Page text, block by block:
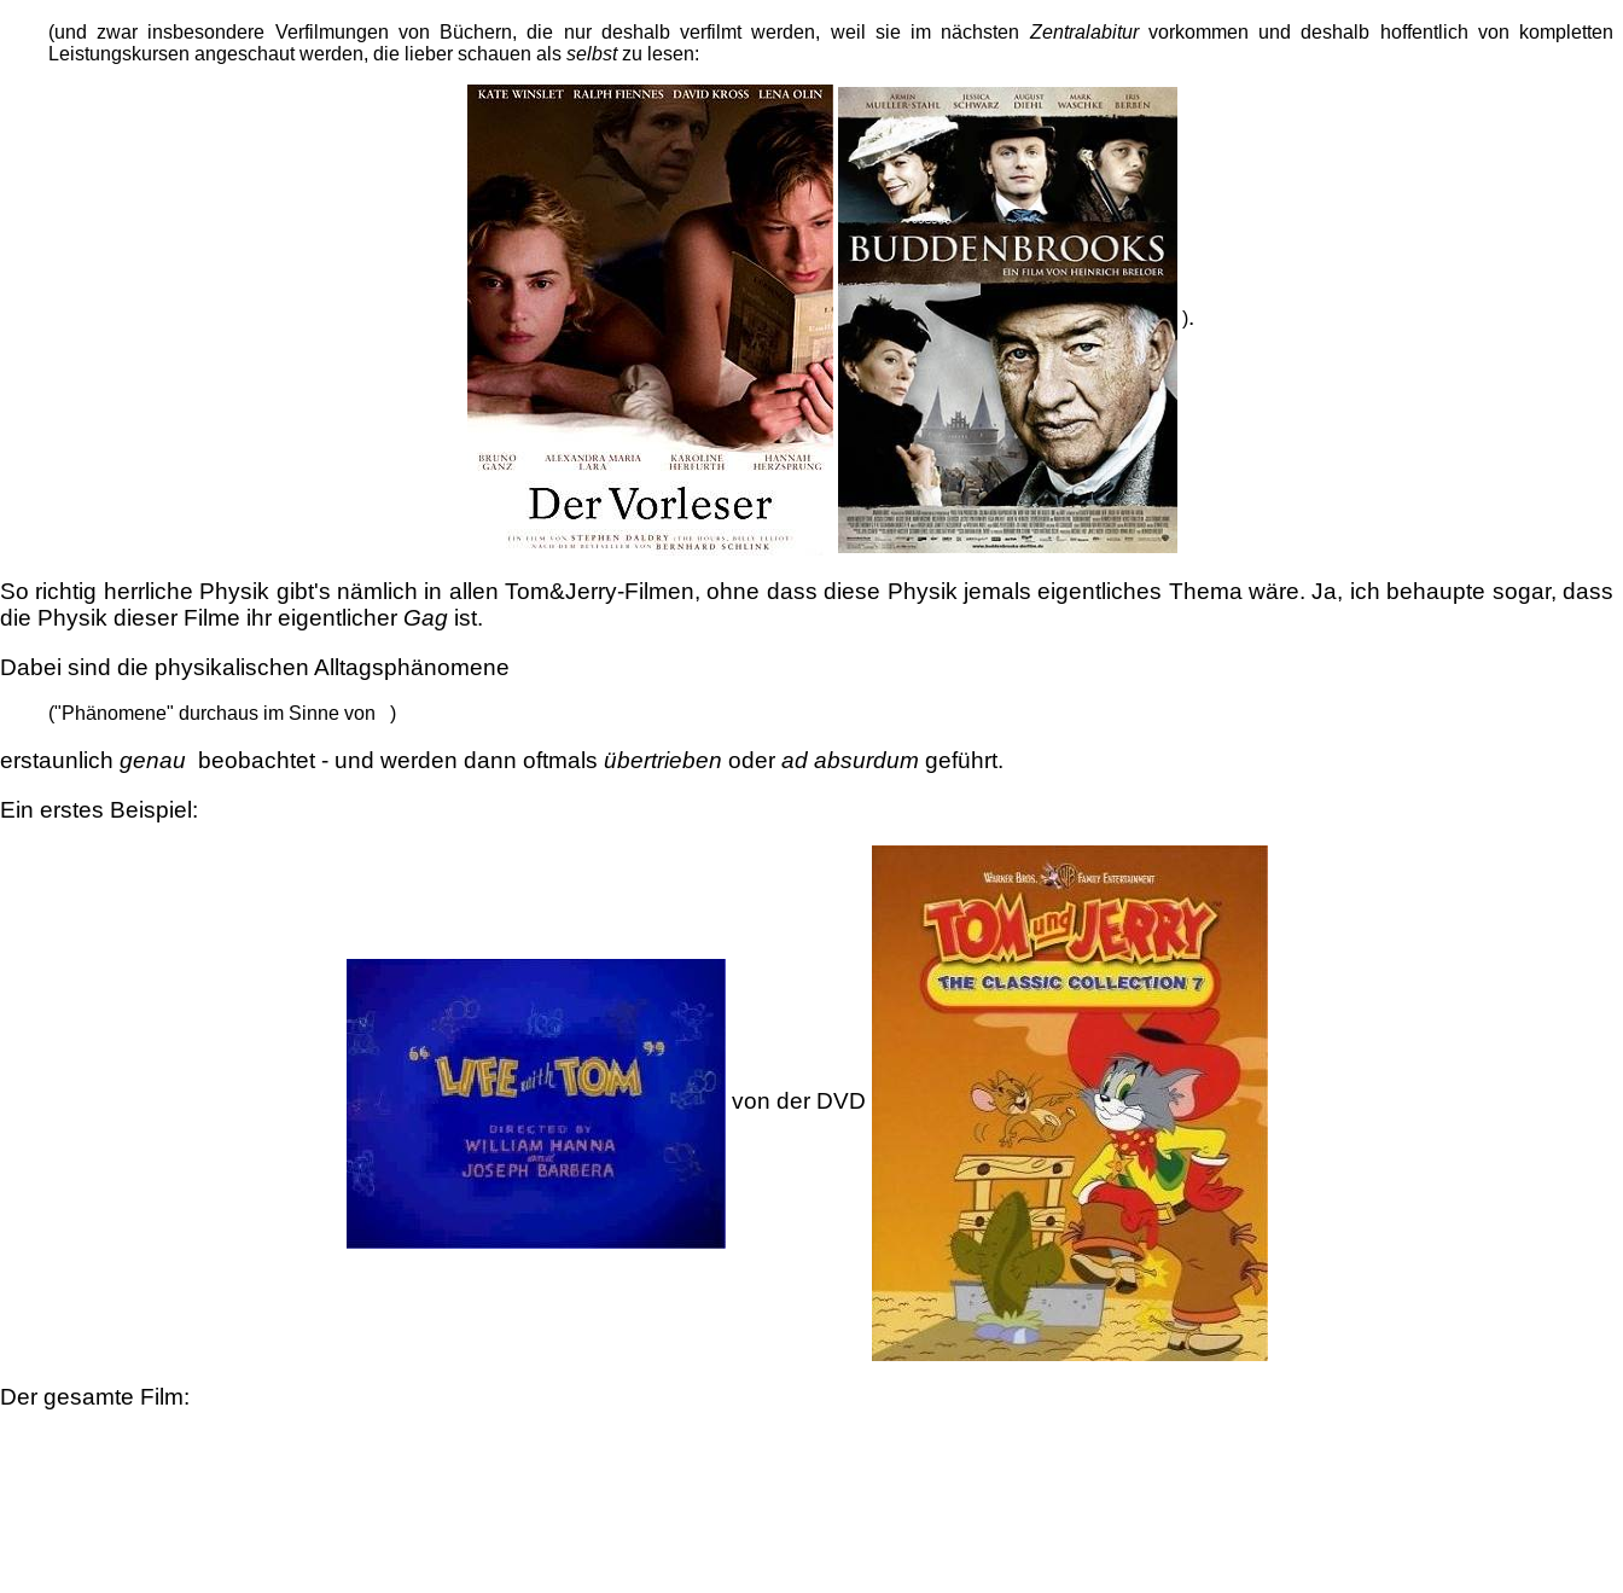
(und zwar insbesondere Verfilmungen von Büchern, die nur deshalb verfilmt werden, weil sie im nächstenZentralabiturvorkommen und deshalb hoffentlich von kompletten
Leistungskursen angeschaut werden, die lieber schauen als selbstzu lesen:
).
So richtig herrliche Physik gibt's nämlich in allen Tom&Jerry-Filmen, ohne dass diese Physik jemals eigentliches Thema wäre. Ja, ich behaupte sogar, dass
die Physik dieser Filme ihr eigentlicher Gag ist.
Dabei sind die physikalischen Alltagsphänomene
("Phänomene" durchaus im Sinne von )
erstaunlich genau beobachtet - und werden dann oftmals übertrieben oder ad absurdum geführt.
Ein erstes Beispiel:
von der DVD
Der gesamte Film: